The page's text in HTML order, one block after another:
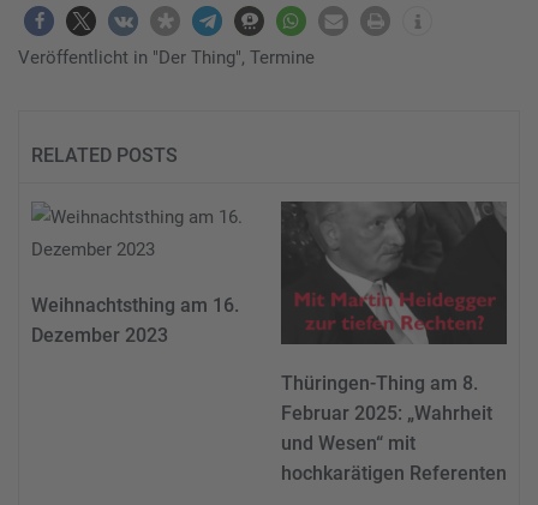
Veröffentlicht in "Der Thing", Termine
RELATED POSTS
Weihnachtsthing am 16.
Dezember 2023
Thüringen-Thing am 8.
Februar 2025: „Wahrheit
und Wesen“ mit
hochkarätigen Referenten